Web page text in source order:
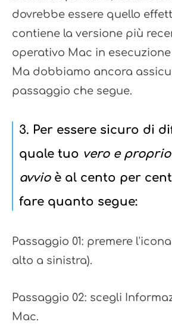
dovrebbe essere quello
contiene la versione più
operativo Mac in
Ma dobbiamo ancora
passaggio che segue.
3. Per essere sicuro di
quale tuo vero e
avvioè al cento per
fare quanto segue:
Passaggio 01: premere
alto a sinistra).
Passaggio 02: scegli
Mac.